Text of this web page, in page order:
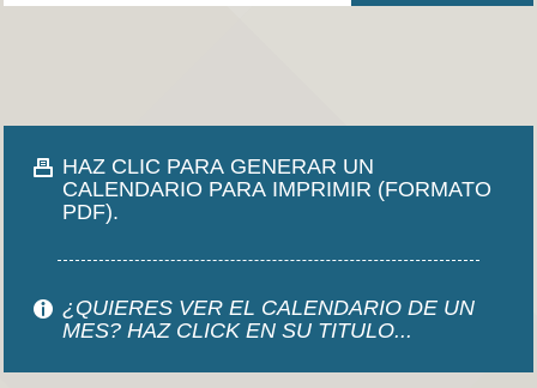
HAZ CLIC PARA GENERAR UN
CALENDARIO PARA IMPRIMIR (FORMATO
PDF).
¿QUIERES VER EL CALENDARIO DE UN
MES? HAZ CLICK EN SU TITULO...